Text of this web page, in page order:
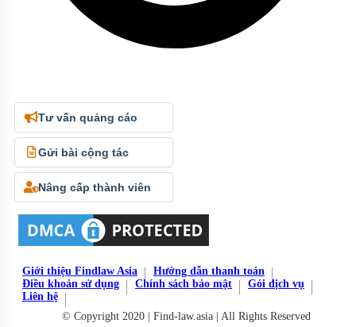
Tư vấn quảng cáo
Gửi bài cộng tác
Nâng cấp thành viên
Giới thiệu Findlaw Asia
Hướng dẫn thanh toán
Điều khoản sử dụng
Chính sách bảo mật
Gói dịch vụ
Liên hệ
© Copyright 2020 | Find-law.asia | All Rights Reserved